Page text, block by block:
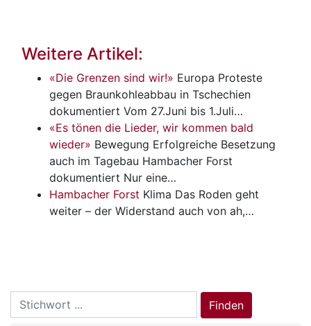
Weitere Artikel:
«Die Grenzen sind wir!» Europa Proteste
gegen Braunkohleabbau in ­Tschechien
dokumentiert Vom 27.Juni bis 1.Juli…
«Es tönen die Lieder, wir kommen bald
wieder» Bewegung Erfolgreiche Besetzung
auch im Tagebau Hambacher Forst
dokumentiert Nur eine…
Hambacher Forst Klima Das Roden geht
weiter – der Widerstand auch von ah,…
Search
for:
Finden